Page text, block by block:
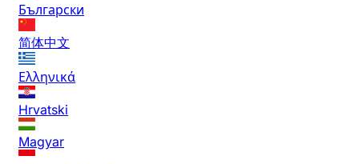
Български
简体中文
Ελληνικά
Hrvatski
Magyar